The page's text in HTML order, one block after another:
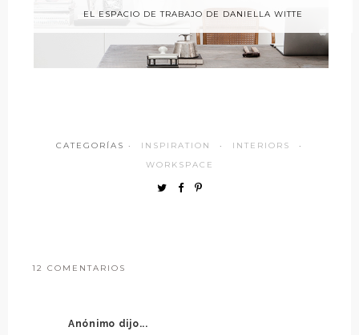
EL ESPACIO DE TRABAJO DE DANIELLA WITTE
CATEGORÍAS · INSPIRATION · INTERIORS
·
WORKSPACE
12 COMENTARIOS
Anónimo dijo...